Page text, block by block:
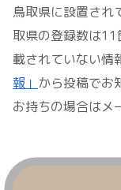
鳥取県に設置され
取県の登録数は
載されていない情
報」 から投稿でお
お持ちの場合はメ